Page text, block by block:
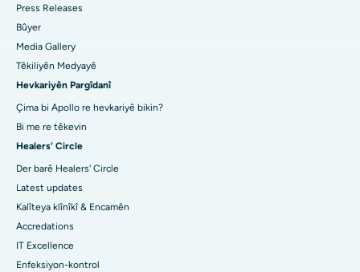
Press Releases
Bûyer
Media Gallery
Têkiliyên Medyayê
Hevkariyên Pargîdanî
Çima bi Apollo re hevkariyê bikin?
Bi me re têkevin
Healers' Circle
Der barê Healers' Circle
Latest updates
Kalîteya klînîkî & Encamên
Accredations
IT Excellence
Enfeksiyon-kontrol